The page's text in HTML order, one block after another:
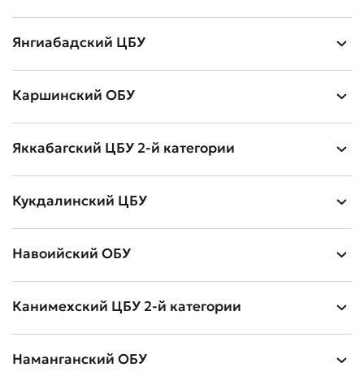
Янгиабадский ЦБУ
Каршинский ОБУ
Яккабагский ЦБУ 2-й категории
Кукдалинский ЦБУ
Навоийский ОБУ
Канимехский ЦБУ 2-й категории
Наманганский ОБУ